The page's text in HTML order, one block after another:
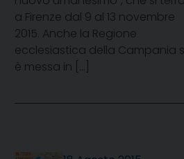
a Firenze dal 9 al 13 novembre
2015. Anche la Regione
ecclesiastica della Campania
è messa in […]